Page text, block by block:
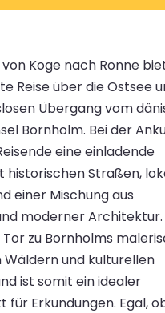
Koge nach Ronne
Reise über die Ostsee
Übergang vom
Bornholm. Bei der
eine einladende
historischen Straßen,
einer Mischung aus
moderner Architektur.
zu Bornholms
Wäldern und kulturellen
ist somit ein idealer
für Erkundungen. Egal,